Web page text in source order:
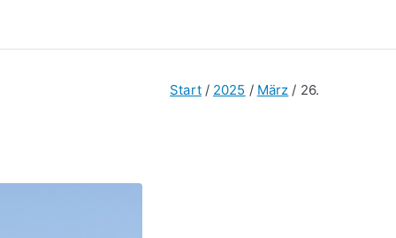
Start 2025 März 26.